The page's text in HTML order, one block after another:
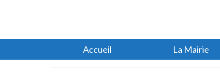
Accueil La Mairie